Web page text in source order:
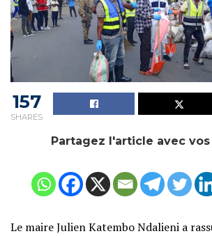
157
SHARES
Partagez l'article avec
Le maire Julien Katembo Ndalieni a